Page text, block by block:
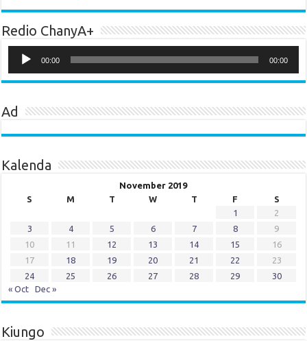
Redio ChanyA+
Player
00:00 00:00
Ad
Kalenda
November 2019
S
M T W T F
S
1
2
3
4 5 6 7 8
9
10
11 12 13 14 15
16
17
18 19 20 21 22
23
24
25 26 27 28 29
30
« Oct
Dec »
Kiungo